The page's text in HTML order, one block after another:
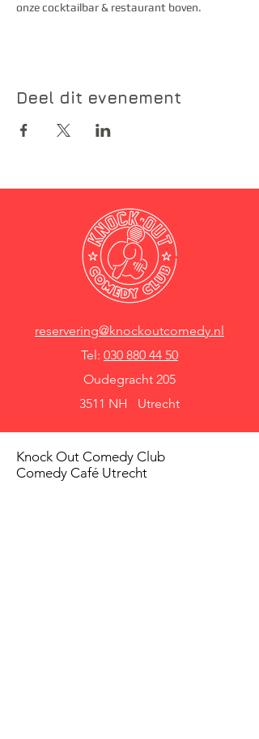
onze cocktailbar & restaurant boven.
Deel dit evenement
reservering@knockoutcomedy.nl
Tel: 030 880 44 50
Oudegracht 205
3511 NH Utrecht
Knock Out Comedy Club
Comedy Café Utrecht